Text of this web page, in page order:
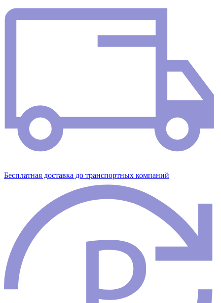
Бесплатная доставка до транспортных компаний